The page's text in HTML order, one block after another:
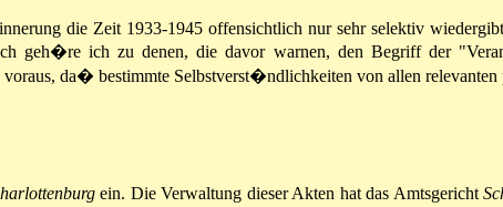
die Zeit 1933-1945 offensichtlich nur sehr selektiv
geh�re ich zu denen, die davor warnen, den Begriff der
da� bestimmte Selbstverst�ndlichkeiten von allen relevanten
ein. Die Verwaltung dieser Akten hat das Amtsgericht